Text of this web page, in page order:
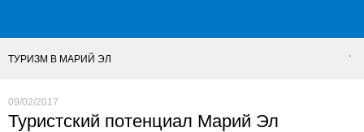
ТУРИЗМ В МАРИЙ ЭЛ
09/02/2017
Туристский потенциал Марий Эл